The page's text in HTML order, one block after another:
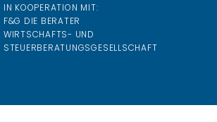
IN KOOPERATION MIT:
F&G DIE BERATER
WIRTSCHAFTS- UND
STEUERBERATUNGSGESELLSCHAFT